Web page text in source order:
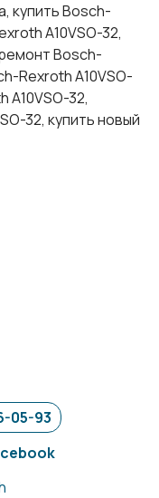
купить Bosch-
A10VSO-32,
Bosch-
Rexroth A10VSO-
A10VSO-32,
32, купить новый
05-93